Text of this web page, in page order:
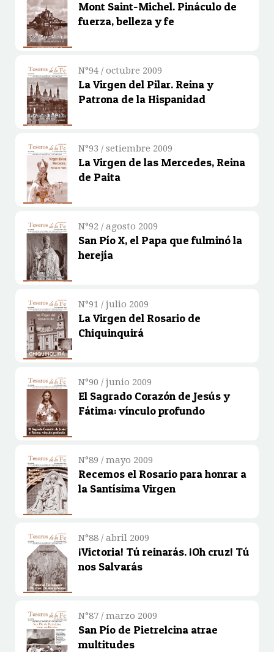
Mont Saint-Michel. Pináculo de
fuerza, belleza y fe
N°94 / octubre 2009
La Virgen del Pilar. Reina y
Patrona de la Hispanidad
N°93 / setiembre 2009
La Virgen de las Mercedes, Reina
de Paita
N°92 / agosto 2009
San Pío X, el Papa que fulminó la
herejía
N°91 / julio 2009
La Virgen del Rosario de
Chiquinquirá
N°90 / junio 2009
El Sagrado Corazón de Jesús y
Fátima: vínculo profundo
N°89 / mayo 2009
Recemos el Rosario para honrar a
la Santísima Virgen
N°88 / abril 2009
¡Victoria! Tú reinarás. ¡Oh cruz! Tú
nos Salvarás
N°87 / marzo 2009
San Pío de Pietrelcina atrae
multitudes